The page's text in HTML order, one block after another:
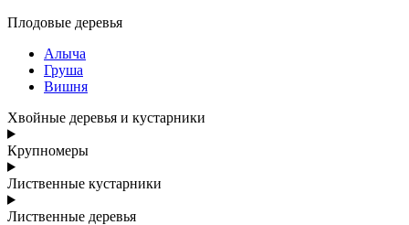
Плодовые деревья
Алыча
Груша
Вишня
Хвойные деревья и кустарники
Крупномеры
Лиственные кустарники
Лиственные деревья